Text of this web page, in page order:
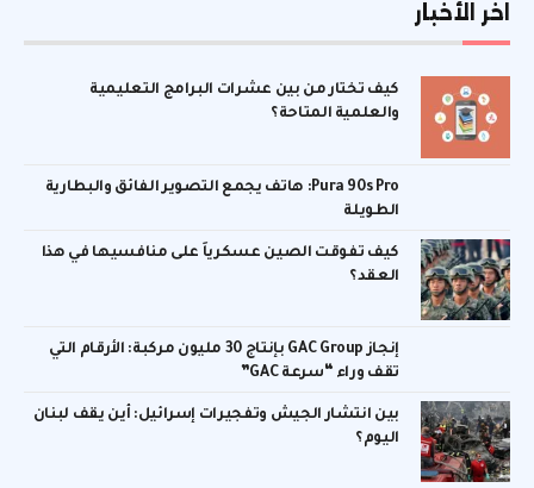
اخر الأخبار
كيف تختار من بين عشرات البرامج التعليمية
والعلمية المتاحة؟
Pura 90s Pro: هاتف يجمع التصوير الفائق والبطارية
الطويلة
كيف تفوقت الصين عسكرياً على منافسيها في هذا
العقد؟
إنجاز GAC Group بإنتاج 30 مليون مركبة: الأرقام التي
تقف وراء “سرعة GAC”
بين انتشار الجيش وتفجيرات إسرائيل: أين يقف لبنان
اليوم؟